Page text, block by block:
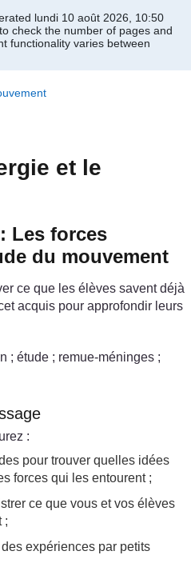
lundi 10 août 2026, 10:50
check the number of pages and
functionality varies between
et le
Les forces
du mouvement
ce que les élèves savent déjà
acquis pour approfondir leurs
; étude ; remue-méninges ;
:
pour trouver quelles idées
forces qui les entourent ;
ce que vous et vos élèves
;
expériences par petits